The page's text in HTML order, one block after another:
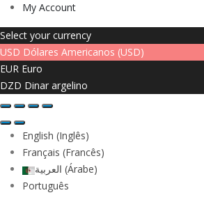
My Account
Select your currency
USD Dólares Americanos (USD)
EUR Euro
DZD Dinar argelino
English (Inglês)
Français (Francês)
العربية (Árabe)
Português